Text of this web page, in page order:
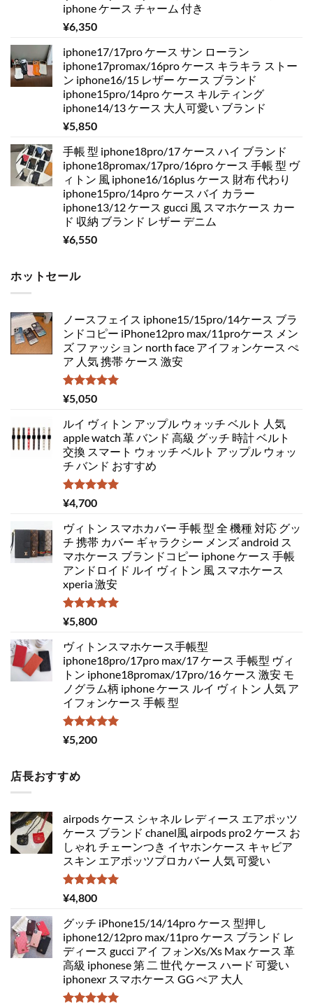
iphone ケース チャーム 付き
¥6,350
iphone17/17pro ケース サン ローラン
iphone17promax/16pro ケース キラキラ ストー
ン iphone16/15 レザー ケース ブランド
iphone15pro/14pro ケース キルティング
iphone14/13 ケース 大人可愛い ブランド
¥5,850
手帳 型 iphone18pro/17 ケース ハイ ブランド
iphone18promax/17pro/16pro ケース 手帳 型 ヴ
ィトン 風 iphone16/16plus ケース 財布 代わり
iphone15pro/14pro ケース バイ カラー
iphone13/12 ケース gucci 風 スマホケース カー
ド 収納 ブランド レザー デニム
¥6,550
ホットセール
ノースフェイス iphone15/15pro/14ケース ブラ
ンドコピー iPhone12pro max/11proケース メン
ズ ファッション north face アイフォンケース ぺ
ア 人気 携帯 ケース 激安
5段階中
5.00
¥5,050
ルイ ヴィトン アップル ウォッチ ベルト 人気
apple watch 革 バンド 高級 グッチ 時計 ベルト
交換 スマート ウォッチ ベルト アップル ウォッ
チ バンド おすすめ
5段階中
5.00
¥4,700
ヴィトン スマホカバー 手帳 型 全 機種 対応 グッ
チ 携帯 カバー ギャラクシー メンズ android ス
マホケース ブランドコピー iphone ケース 手帳
アンドロイド ルイ ヴィトン 風 スマホケース
xperia 激安
5段階中
5.00
¥5,800
ヴィトンスマホケース手帳型
iphone18pro/17pro max/17 ケース 手帳型 ヴィ
トン iphone18promax/17pro/16 ケース 激安 モ
ノグラム柄 iphone ケース ルイ ヴィトン 人気 ア
イフォンケース 手帳 型
5段階中
5.00
¥5,200
店長おすすめ
airpods ケース シャネル レディース エアポッツ
ケース ブランド chanel風 airpods pro2 ケース お
しゃれ チェーンつき イヤホンケース キャビア
スキン エアポッツプロカバー 人気 可愛い
5段階中
5.00
¥4,800
グッチ iPhone15/14/14pro ケース 型押し
iphone12/12pro max/11pro ケース ブランド レ
ディース gucci アイ フォンXs/Xs Max ケース 革
高級 iphonese 第 二 世代 ケース ハード 可愛い
iphonexr スマホケース GG ぺア 大人